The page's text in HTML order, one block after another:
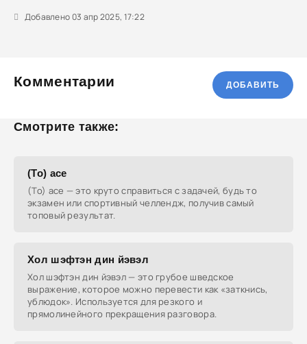
Добавлено 03 апр 2025, 17:22
Комментарии ДОБАВИТЬ
Смотрите также:
(To) ace
(To) ace — это круто справиться с задачей, будь то
экзамен или спортивный челлендж, получив самый
топовый результат.
Хол шэфтэн дин йэвэл
Хол шэфтэн дин йэвэл — это грубое шведское
выражение, которое можно перевести как «заткнись,
ублюдок». Используется для резкого и
прямолинейного прекращения разговора.